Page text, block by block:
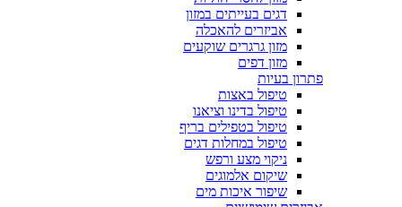
דגים בעייתים במזון
אביזרים להאכלה
מזון גרגרים שוקעים
מזון דפים
פתרון בעיות
טיפול באצות
טיפול בדינו וציאנו
טיפול בטפילים בריף
טיפול במחלות דגים
ניקוי מצע ורפש
שיקום אלמוגים
שיפור איכות מים